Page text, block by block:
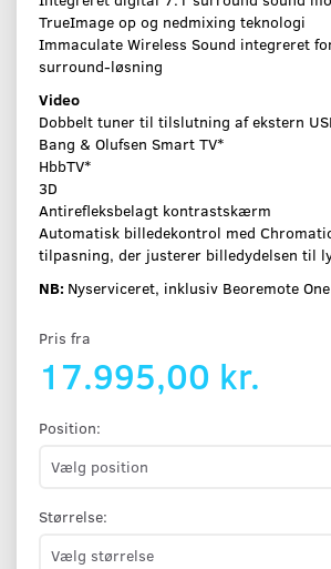
TrueImage op og nedmixing teknologi
Immaculate Wireless Sound integreret
surround-løsning
Video
Dobbelt tuner til tilslutning af ekstern
Bang & Olufsen Smart TV*
HbbTV*
3D
Antirefleksbelagt kontrastskærm
Automatisk billedekontrol med
tilpasning, der justerer billedydelsen til
NB: Nyserviceret, inklusiv Beoremote
Pris fra
17.995,00 kr.
Position:
Størrelse: